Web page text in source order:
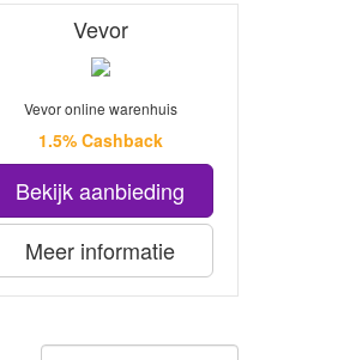
Vevor
Vevor online warenhuis
1.5% Cashback
Bekijk aanbieding
Meer informatie